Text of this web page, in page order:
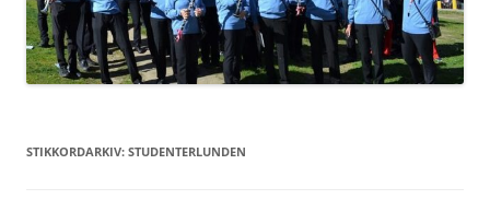
STIKKORDARKIV: STUDENTERLUNDEN